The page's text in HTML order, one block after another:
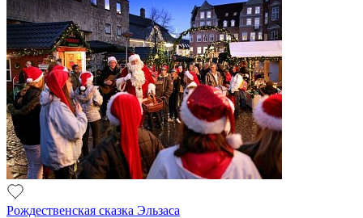
Рождественская сказка Эльзаса